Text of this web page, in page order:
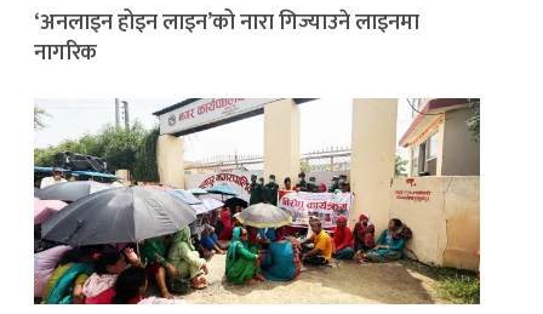
‘अनलाइन होइन लाइन’को नारा गिज्याउने लाइनमा
नागरिक